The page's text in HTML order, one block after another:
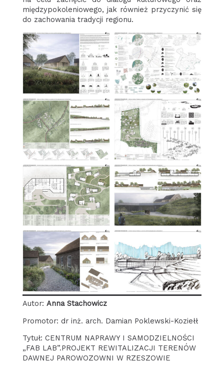
międzypokoleniowego, jak również przyczynić się
do zachowania tradycji regionu.
Autor: Anna Stachowicz
Promotor: dr inż. arch. Damian Poklewski-Koziełł
Tytuł: CENTRUM NAPRAWY I SAMODZIELNOŚCI
„FAB LAB”.PROJEKT REWITALIZACJI TERENÓW
DAWNEJ PAROWOZOWNI W RZESZOWIE